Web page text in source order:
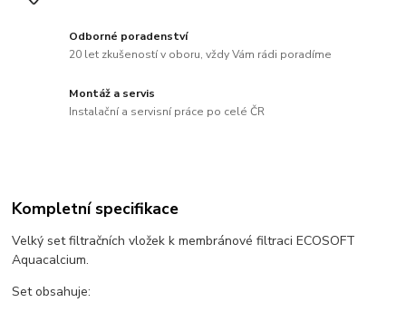
Odborné poradenství
20 let zkušeností v oboru, vždy Vám rádi poradíme
Montáž a servis
Instalační a servisní práce po celé ČR
Kompletní specifikace
Velký set filtračních vložek k membránové filtraci ECOSOFT
Aquacalcium.
Set obsahuje: